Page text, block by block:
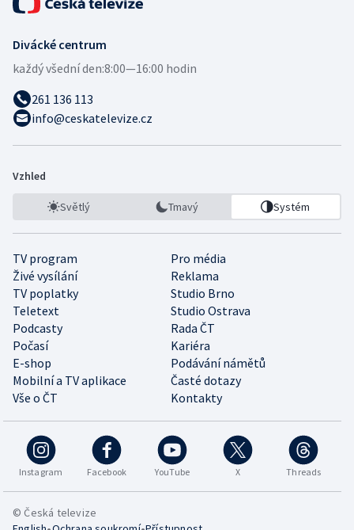
Divácké centrum
každý všední den:8:00—16:00 hodin
261 136 113
info@ceskatelevize.cz
Vzhled
Světlý Tmavý Systém
TV program
Pro média
Živé vysílání
Reklama
TV poplatky
Studio Brno
Teletext
Studio Ostrava
Podcasty
Rada ČT
Počasí
Kariéra
E-shop
Podávání námětů
Mobilní a TV aplikace
Časté dotazy
Vše o ČT
Kontakty
Instagram Facebook YouTube X Threads
© Česká televize